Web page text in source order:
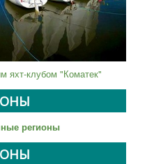
яхт-клубом "Коматек"
регионы